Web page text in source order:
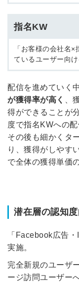
指名KW
「お客様の会社名
ているユーザー向け
配信を進めていく中
が獲得率が高く
、
得ができることが
度で指名KWへの配
その後も細かくタ
り、獲得がしやす
で全体の獲得単価
潜在層の認知
「Facebook広告
実施。
完全新規のユーザ
ージ訪問ユーザー